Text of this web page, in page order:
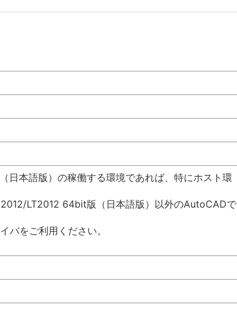
本語版）の稼働する環境であれば、特にホスト環
LT2012 64bit版（日本語版）以外のAutoCADで
バをご利用ください。